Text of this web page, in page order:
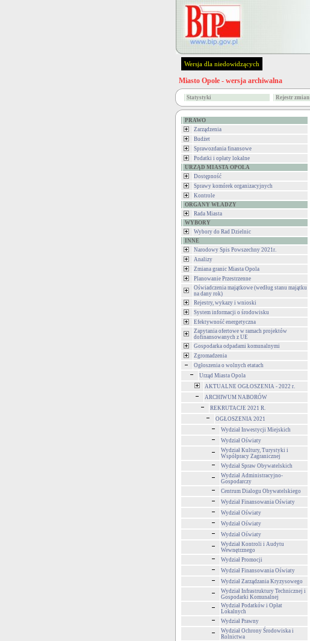
Wersja dla niedowidzących
Miasto Opole - wersja archiwalna
Statystyki Rejestr zmian
PRAWO
Zarządzenia
Budżet
Sprawozdania finansowe
Podatki i opłaty lokalne
URZĄD MIASTA OPOLA
Dostępność
Sprawy komórek organizacyjnych
Kontrole
ORGANY WŁADZY
Rada Miasta
WYBORY
Wybory do Rad Dzielnic
INNE
Narodowy Spis Powszechny 2021r.
Analizy
Zmiana granic Miasta Opola
Planowanie Przestrzenne
Oświadczenia majątkowe (według stanu majątku
na dany rok)
Rejestry, wykazy i wnioski
System informacji o środowisku
Efektywność energetyczna
Zapytania ofertowe w ramach projektów
dofinansowanych z UE
Gospodarka odpadami komunalnymi
Zgromadzenia
Ogłoszenia o wolnych etatach
Urząd Miasta Opola
AKTUALNE OGŁOSZENIA - 2022 r.
ARCHIWUM NABORÓW
REKRUTACJE 2021 R.
OGŁOSZENIA 2021
Wydział Inwestycji Miejskich
Wydział Oświaty
Wydział Kultury, Turystyki i
Współpracy Zagranicznej
Wydział Spraw Obywatelskich
Wydział Administracyjno-
Gospodarczy
Centrum Dialogu Obywatelskiego
Wydział Finansowania Oświaty
Wydział Oświaty
Wydział Oświaty
Wydział Oświaty
Wydział Kontroli i Audytu
Wewnętrznego
Wydział Promocji
Wydział Finansowania Oświaty
Wydział Zarządzania Kryzysowego
Wydział Infrastruktury Technicznej i
Gospodarki Komunalnej
Wydział Podatków i Opłat
Lokalnych
Wydział Prawny
Wydział Ochrony Środowiska i
Rolnictwa